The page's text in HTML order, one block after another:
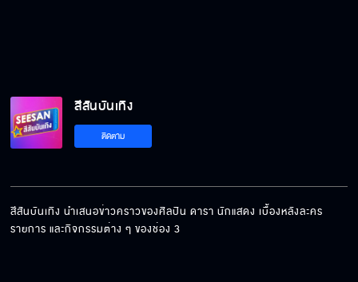
สีสันบันเทิง
ติดตาม
สีสันบันเทิง นำเสนอข่าวคราวของศิลปิน ดารา นักแสดง เบื้องหลังละคร
รายการ และกิจกรรมต่าง ๆ ของช่อง 3